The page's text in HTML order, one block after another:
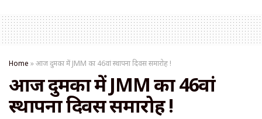
Home »आज दुमका में JMM का 46वां स्थापना दिवस समारोह !
आज दुमका में JMM का 46वां
स्थापना दिवस समारोह !